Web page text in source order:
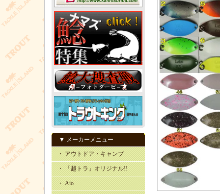
▼ メーカーメニュー
・ アウトドア・キャンプ
・ 「越トラ」オリジナル!!
・ Aio